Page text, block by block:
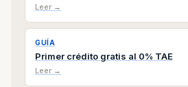
Leer →
GUÍA
Primer crédito gratis al 0% TAE
Leer →